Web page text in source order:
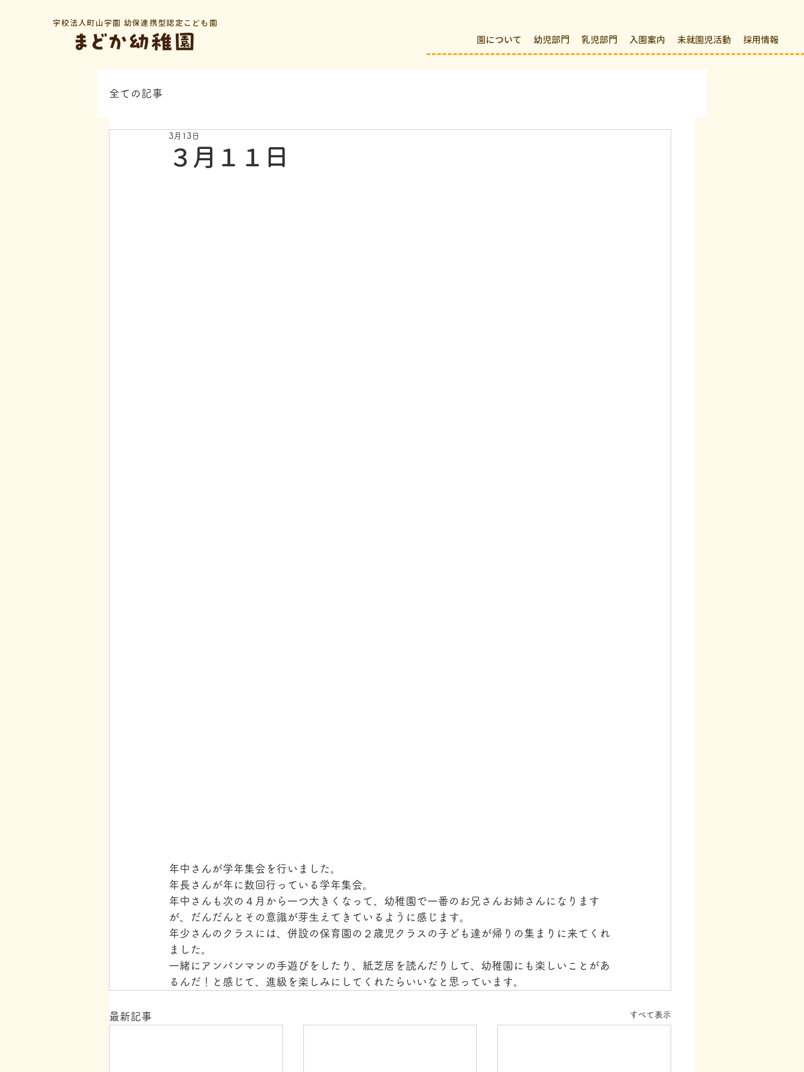
学校法人町山学園 幼保連携型認定こども園
園について 幼児部門 乳児部門 入園案内 未就園児活動 採用情報
全ての記事
３月１１日
3月13日
年中さんが学年集会を行いました。
年長さんが年に数回行っている学年集会。
年中さんも次の４月から一つ大きくなって、幼稚園で一番のお兄さんお姉さんになります
が、だんだんとその意識が芽生えてきているように感じます。
年少さんのクラスには、併設の保育園の２歳児クラスの子ども達が帰りの集まりに来てくれ
ました。
一緒にアンパンマンの手遊びをしたり、紙芝居を読んだりして、幼稚園にも楽しいことがあ
るんだ！と感じて、進級を楽しみにしてくれたらいいなと思っています。
最新記事 すべて表示